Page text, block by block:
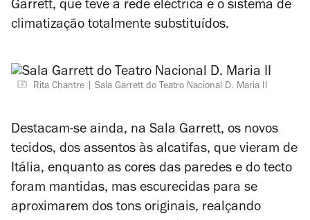
Garrett, que teve a rede eléctrica e o sistema de
climatização totalmente substituídos.
Rita Chantre Sala Garrett do Teatro Nacional D. Maria II
Destacam-se ainda, na Sala Garrett, os novos
tecidos, dos assentos às alcatifas, que vieram de
Itália, enquanto as cores das paredes e do tecto
foram mantidas, mas escurecidas para se
aproximarem dos tons originais, realçando